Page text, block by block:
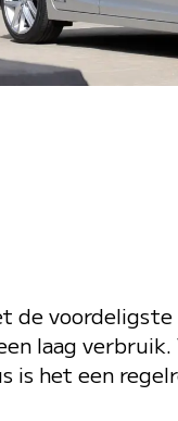
de
laag
het een